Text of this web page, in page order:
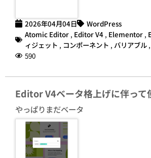
2026年04月04日
WordPress
Atomic Editor , Editor V4 , Elementor ,
ィジェット , コンポーネント , バリアブル ,
590
Editor V4ベータ格上げに伴って
やっぱりまだベータ